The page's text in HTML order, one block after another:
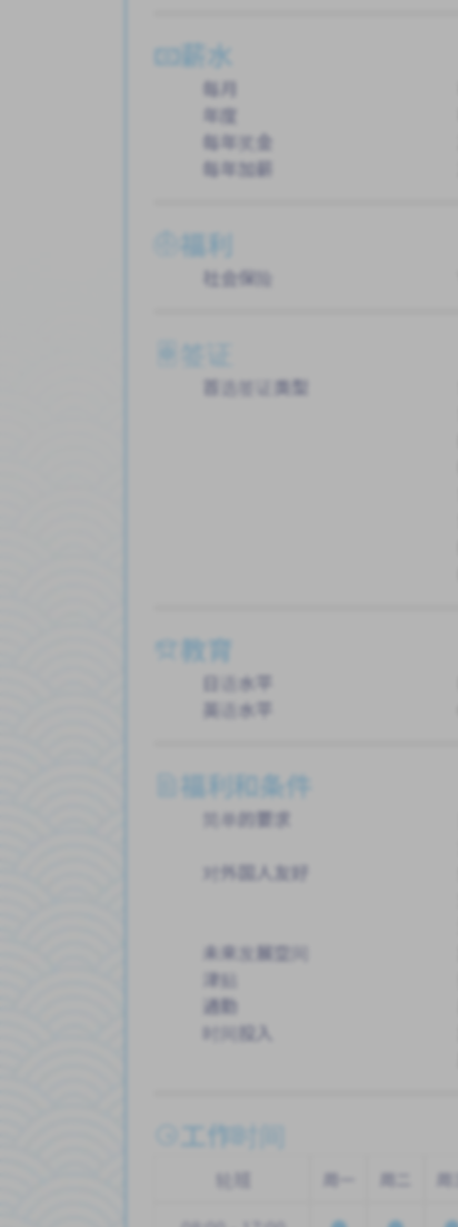
薪水
每月
年度
每年奖金
每年加薪
福利
社会保险
签证
首选签证类型
教育
日语水平
英语水平
福利和条件
简单的要求
对外国人友好
未来发展空间
津贴
通勤
时间投入
工作时间
轮班 周一 周二 周三